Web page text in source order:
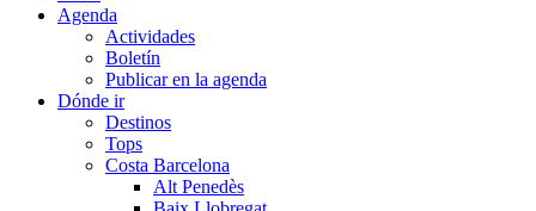
Agenda
Actividades
Boletín
Publicar en la agenda
Dónde ir
Destinos
Tops
Costa Barcelona
Alt Penedès